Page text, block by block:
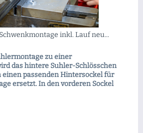
inkl. Lauf neu...
zu einer
das hintere Suhler-Schlösschen
einen passenden Hintersockel für
ersetzt. In den vorderen Sockel
dient. Nach diesem Umbau wird Ihr